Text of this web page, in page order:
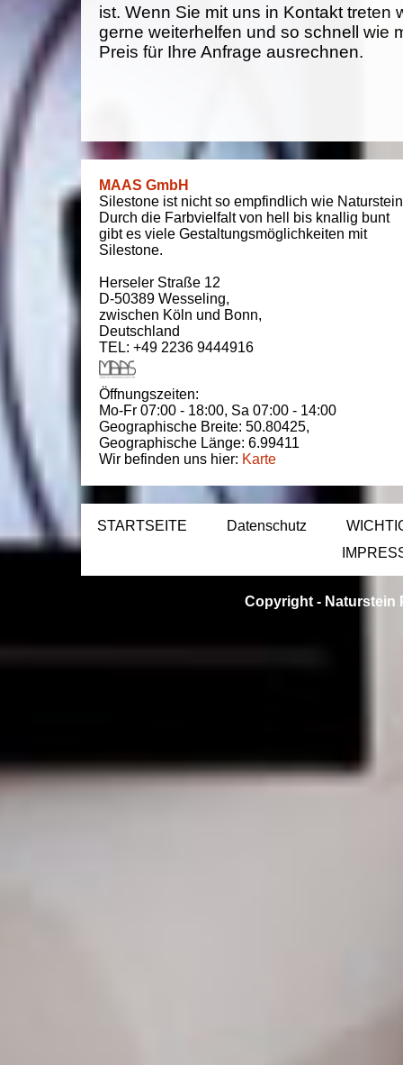
ist. Wenn Sie mit uns in Kontakt treten
gerne weiterhelfen und so schnell wie
Preis für Ihre Anfrage ausrechnen.
MAAS GmbH
Silestone ist nicht so empfindlich wie
Durch die Farbvielfalt von hell bis knallig bunt
gibt es viele Gestaltungsmöglichkeiten mit
Silestone.
Herseler Straße 12
D-50389 Wesseling,
zwischen Köln und Bonn,
Deutschland
TEL: +49 2236 9444916
Öffnungszeiten:
Mo-Fr 07:00 - 18:00, Sa 07:00 - 14:00
Geographische Breite: 50.80425,
Geographische Länge: 6.99411
Wir befinden uns hier: Karte
STARTSEITE Datenschutz
Copyright - Naturstein